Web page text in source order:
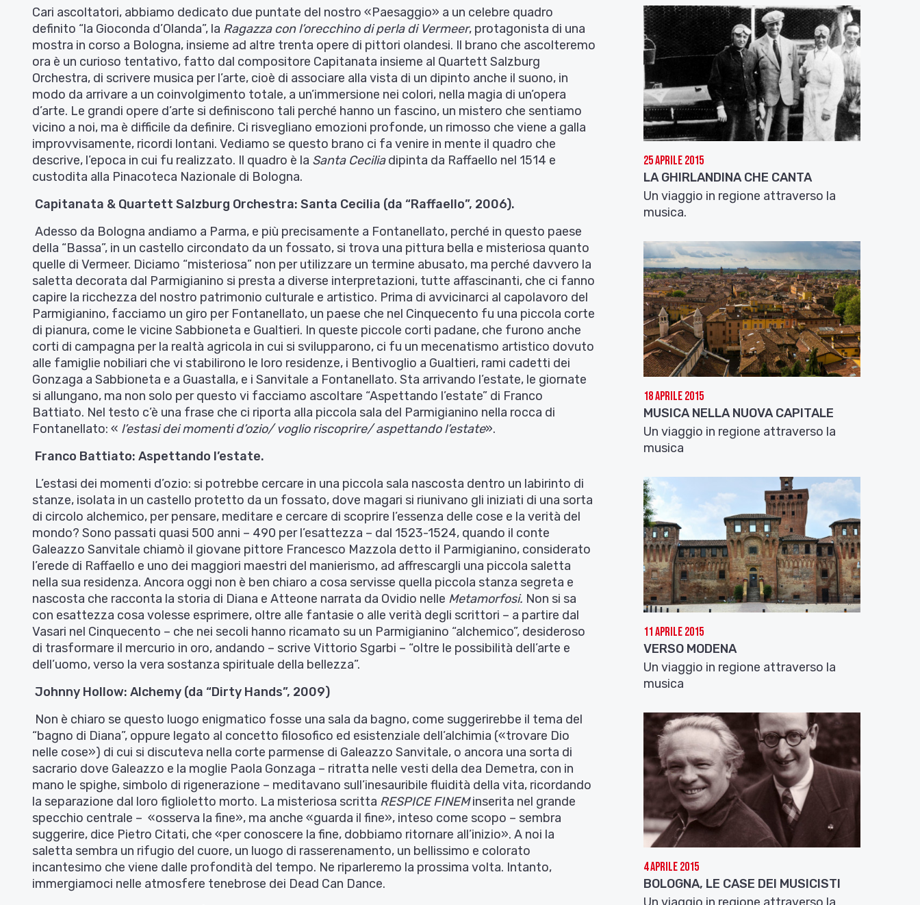
Cari ascoltatori, abbiamo dedicato due puntate del nostro «Paesaggio» a un celebre quadro
definito “la Gioconda d’Olanda”, la Ragazza con l’orecchino di perla di Vermeer, protagonista di una
mostra in corso a Bologna, insieme ad altre trenta opere di pittori olandesi. Il brano che ascolteremo
ora è un curioso tentativo, fatto dal compositore Capitanata insieme al Quartett Salzburg
Orchestra, di scrivere musica per l’arte, cioè di associare alla vista di un dipinto anche il suono, in
modo da arrivare a un coinvolgimento totale, a un’immersione nei colori, nella magia di un’opera
d’arte. Le grandi opere d’arte si definiscono tali perché hanno un fascino, un mistero che sentiamo
vicino a noi, ma è difficile da definire. Ci risvegliano emozioni profonde, un rimosso che viene a galla
improvvisamente, ricordi lontani. Vediamo se questo brano ci fa venire in mente il quadro che
descrive, l’epoca in cui fu realizzato. Il quadro è la Santa Ceciliadipinta da Raffaello nel 1514 e
custodita alla Pinacoteca Nazionale di Bologna.
Capitanata & Quartett Salzburg Orchestra: Santa Cecilia (da “Raffaello”, 2006).
Adesso da Bologna andiamo a Parma, e più precisamente a Fontanellato, perché in questo paese
della “Bassa”, in un castello circondato da un fossato, si trova una pittura bella e misteriosa quanto
quelle di Vermeer. Diciamo “misteriosa” non per utilizzare un termine abusato, ma perché davvero la
saletta decorata dal Parmigianino si presta a diverse interpretazioni, tutte affascinanti, che ci fanno
capire la ricchezza del nostro patrimonio culturale e artistico. Prima di avvicinarci al capolavoro del
Parmigianino, facciamo un giro per Fontanellato, un paese che nel Cinquecento fu una piccola corte
di pianura, come le vicine Sabbioneta e Gualtieri. In queste piccole corti padane, che furono anche
corti di campagna per la realtà agricola in cui si svilupparono, ci fu un mecenatismo artistico dovuto
alle famiglie nobiliari che vi stabilirono le loro residenze, i Bentivoglio a Gualtieri, rami cadetti dei
Gonzaga a Sabbioneta e a Guastalla, e i Sanvitale a Fontanellato. Sta arrivando l’estate, le giornate
si allungano, ma non solo per questo vi facciamo ascoltare “Aspettando l’estate” di Franco
Battiato. Nel testo c’è una frase che ci riporta alla piccola sala del Parmigianino nella rocca di
Fontanellato: « l’estasi dei momenti d’ozio/ voglio riscoprire/ aspettando l’estate».
Franco Battiato: Aspettando l’estate.
L’estasi dei momenti d’ozio: si potrebbe cercare in una piccola sala nascosta dentro un labirinto di
stanze, isolata in un castello protetto da un fossato, dove magari si riunivano gli iniziati di una sorta
di circolo alchemico, per pensare, meditare e cercare di scoprire l’essenza delle cose e la verità del
mondo? Sono passati quasi 500 anni – 490 per l’esattezza – dal 1523-1524, quando il conte
Galeazzo Sanvitale chiamò il giovane pittore Francesco Mazzola detto il Parmigianino, considerato
l’erede di Raffaello e uno dei maggiori maestri del manierismo, ad affrescargli una piccola saletta
nella sua residenza. Ancora oggi non è ben chiaro a cosa servisse quella piccola stanza segreta e
nascosta che racconta la storia di Diana e Atteone narrata da Ovidio nelle Metamorfosi. Non si sa
con esattezza cosa volesse esprimere, oltre alle fantasie o alle verità degli scrittori – a partire dal
Vasari nel Cinquecento – che nei secoli hanno ricamato su un Parmigianino “alchemico”, desideroso
di trasformare il mercurio in oro, andando – scrive Vittorio Sgarbi – “oltre le possibilità dell’arte e
dell’uomo, verso la vera sostanza spirituale della bellezza”.
Johnny Hollow: Alchemy (da “Dirty Hands”, 2009)
Non è chiaro se questo luogo enigmatico fosse una sala da bagno, come suggerirebbe il tema del
“bagno di Diana”, oppure legato al concetto filosofico ed esistenziale dell’alchimia («trovare Dio
nelle cose») di cui si discuteva nella corte parmense di Galeazzo Sanvitale, o ancora una sorta di
sacrario dove Galeazzo e la moglie Paola Gonzaga – ritratta nelle vesti della dea Demetra, con in
mano le spighe, simbolo di rigenerazione – meditavano sull’inesauribile fluidità della vita, ricordando
la separazione dal loro figlioletto morto. La misteriosa scritta RESPICE FINEMinserita nel grande
specchio centrale – «osserva la fine», ma anche «guarda il fine», inteso come scopo – sembra
suggerire, dice Pietro Citati, che «per conoscere la fine, dobbiamo ritornare all’inizio». A noi la
saletta sembra un rifugio del cuore, un luogo di rasserenamento, un bellissimo e colorato
incantesimo che viene dalle profondità del tempo. Ne riparleremo la prossima volta. Intanto,
immergiamoci nelle atmosfere tenebrose dei Dead Can Dance.
25 Aprile 2015
LA GHIRLANDINA CHE CANTA
Un viaggio in regione attraverso la
musica.
18 Aprile 2015
MUSICA NELLA NUOVA CAPITALE
Un viaggio in regione attraverso la
musica
11 Aprile 2015
VERSO MODENA
Un viaggio in regione attraverso la
musica
4 Aprile 2015
BOLOGNA, LE CASE DEI MUSICISTI